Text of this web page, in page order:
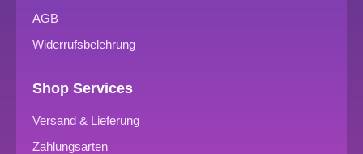
AGB
Widerrufsbelehrung
Shop Services
Versand & Lieferung
Zahlungsarten